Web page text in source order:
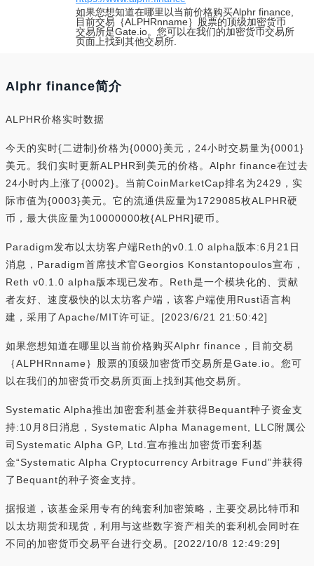
如果您想知道在哪里以当前价格购买Alphr finance,
目前交易｛ALPHRnname｝股票的顶级加密货币
交易所是Gate.io。您可以在我们的加密货币交易所
页面上找到其他交易所.
Alphr finance简介
ALPHR价格实时数据
今天的实时{二进制}价格为{0000}美元，24小时交易量为{0001}
美元。我们实时更新ALPHR到美元的价格。Alphr finance在过去
24小时内上涨了{0002}。当前CoinMarketCap排名为2429，实
际市值为{0003}美元。它的流通供应量为1729085枚ALPHR硬
币，最大供应量为10000000枚{ALPHR]硬币。
Paradigm发布以太坊客户端Reth的v0.1.0 alpha版本:6月21日
消息，Paradigm首席技术官Georgios Konstantopoulos宣布，
Reth v0.1.0 alpha版本现已发布。Reth是一个模块化的、贡献
者友好、速度极快的以太坊客户端，该客户端使用Rust语言构
建，采用了Apache/MIT许可证。[2023/6/21 21:50:42]
如果您想知道在哪里以当前价格购买Alphr finance，目前交易
｛ALPHRnname｝股票的顶级加密货币交易所是Gate.io。您可
以在我们的加密货币交易所页面上找到其他交易所。
Systematic Alpha推出加密套利基金并获得Bequant种子资金支
持:10月8日消息，Systematic Alpha Management, LLC附属公
司Systematic Alpha GP, Ltd.宣布推出加密货币套利基
金“Systematic Alpha Cryptocurrency Arbitrage Fund”并获得
了Bequant的种子资金支持。
据报道，该基金采用专有的纯套利加密策略，主要交易比特币和
以太坊期货和现货，利用与这些数字资产相关的套利机会同时在
不同的加密货币交易平台进行交易。[2022/10/8 12:49:29]